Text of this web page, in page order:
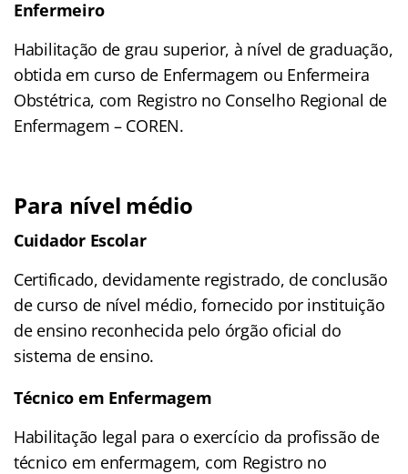
Enfermeiro
Habilitação de grau superior, à nível de graduação,
obtida em curso de Enfermagem ou Enfermeira
Obstétrica, com Registro no Conselho Regional de
Enfermagem – COREN.
Para nível médio
Cuidador Escolar
Certificado, devidamente registrado, de conclusão
de curso de nível médio, fornecido por instituição
de ensino reconhecida pelo órgão oficial do
sistema de ensino.
Técnico em Enfermagem
Habilitação legal para o exercício da profissão de
técnico em enfermagem, com Registro no